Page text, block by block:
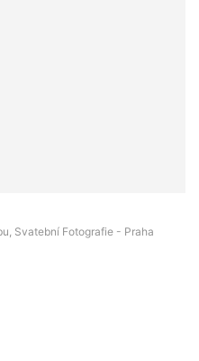
Svatební Fotografie - Praha